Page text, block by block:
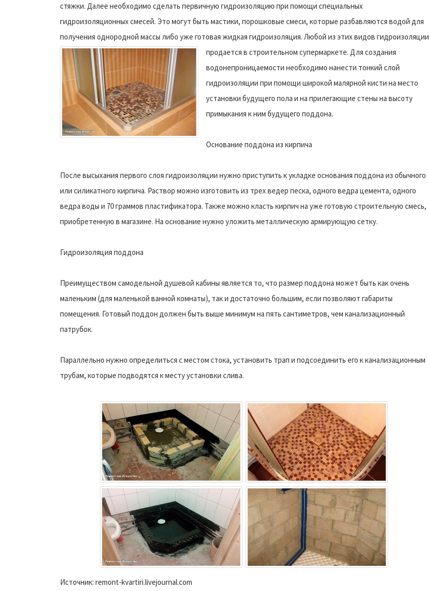
стяжки. Далее необходимо сделать первичную гидроизоляцию при помощи специальных
гидроизоляционных смесей. Это могут быть мастики, порошковые смеси, которые разбавляются водой для
получения однородной массы либо уже готовая жидкая гидроизоляция. Любой из этих видов гидроизоляции
продается в строительном супермаркете. Для создания
водонепроницаемости необходимо нанести тонкий слой
гидроизоляции при помощи широкой малярной кисти на место
установки будущего пола и на прилегающие стены на высоту
примыкания к ним будущего поддона.
Основание поддона из кирпича
После высыхания первого слоя гидроизоляции нужно приступить к укладке основания поддона из обычного
или силикатного кирпича. Раствор можно изготовить из трех ведер песка, одного ведра цемента, одного
ведра воды и 70 граммов пластификатора. Также можно класть кирпич на уже готовую строительную смесь,
приобретенную в магазине. На основание нужно уложить металлическую армирующую сетку.
Гидроизоляция поддона
Преимуществом самодельной душевой кабины является то, что размер поддона может быть как очень
маленьким (для маленькой ванной комнаты), так и достаточно большим, если позволяют габариты
помещения. Готовый поддон должен быть выше минимум на пять сантиметров, чем канализационный
патрубок.
Параллельно нужно определиться с местом стока, установить трап и подсоединить его к канализационным
трубам, которые подводятся к месту установки слива.
Источник: remont-kvartiri.livejournal.com